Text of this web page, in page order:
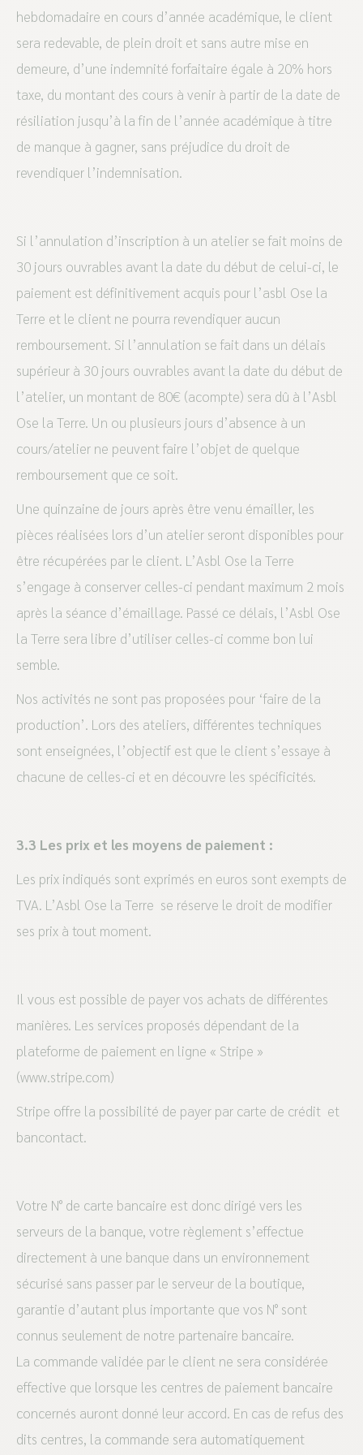
hebdomadaire en cours d’année académique, le client
sera redevable, de plein droit et sans autre mise en
demeure, d’une indemnité forfaitaire égale à 20% hors
taxe, du montant des cours à venir à partir de la date de
résiliation jusqu’à la fin de l’année académique à titre
de manque à gagner, sans préjudice du droit de
revendiquer l’indemnisation.
Si l’annulation d’inscription à un atelier se fait moins de
30 jours ouvrables avant la date du début de celui-ci, le
paiement est définitivement acquis pour l’asbl Ose la
Terre et le client ne pourra revendiquer aucun
remboursement. Si l’annulation se fait dans un délais
supérieur à 30 jours ouvrables avant la date du début de
l’atelier, un montant de 80€ (acompte) sera dû à l’Asbl
Ose la Terre. Un ou plusieurs jours d’absence à un
cours/atelier ne peuvent faire l’objet de quelque
remboursement que ce soit.
Une quinzaine de jours après être venu émailler, les
pièces réalisées lors d’un atelier seront disponibles pour
être récupérées par le client. L’Asbl Ose la Terre
s’engage à conserver celles-ci pendant maximum 2 mois
après la séance d’émaillage. Passé ce délais, l’Asbl Ose
la Terre sera libre d’utiliser celles-ci comme bon lui
semble.
Nos activités ne sont pas proposées pour ‘faire de la
production’. Lors des ateliers, différentes techniques
sont enseignées, l’objectif est que le client s’essaye à
chacune de celles-ci et en découvre les spécificités.
3.3 Les prix et les moyens de paiement :
Les prix indiqués sont exprimés en euros sont exempts de
TVA. L’Asbl Ose la Terre se réserve le droit de modifier
ses prix à tout moment.
Il vous est possible de payer vos achats de différentes
manières. Les services proposés dépendant de la
plateforme de paiement en ligne « Stripe »
(www.stripe.com)
Stripe offre la possibilité de payer par carte de crédit et
bancontact.
Votre N° de carte bancaire est donc dirigé vers les
serveurs de la banque, votre règlement s’effectue
directement à une banque dans un environnement
sécurisé sans passer par le serveur de la boutique,
garantie d’autant plus importante que vos N° sont
connus seulement de notre partenaire bancaire.
La commande validée par le client ne sera considérée
effective que lorsque les centres de paiement bancaire
concernés auront donné leur accord. En cas de refus des
dits centres, la commande sera automatiquement